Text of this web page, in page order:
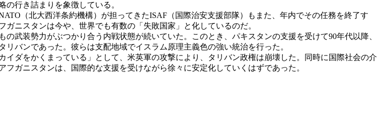
行き詰まりを象徴している。
（北大西洋条約機構）が担ってきたISAF（国際治安支援部隊）もまた、年内でその任務を終了す
ニスタンは今や、世界でも有数の「失敗国家」と化しているのだ。
武装勢力がぶつかり合う内戦状態が続いていた。このとき、パキスタンの支援を受けて90年代以降、
バンであった。彼らは支配地域でイスラム原理主義色の強い統治を行った。
ダをかくまっている」として、米英軍の攻撃により、タリバン政権は崩壊した。同時に国際社会の介
ガニスタンは、国際的な支援を受けながら徐々に安定化していくはずであった。